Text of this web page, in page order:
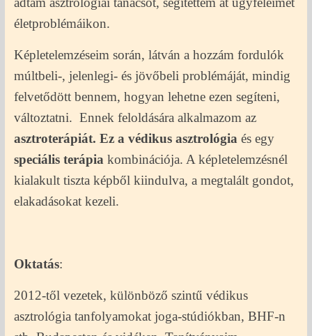
életproblémáikon.
Képletelemzéseim során, látván a hozzám fordulók
múltbeli-, jelenlegi- és jövőbeli problémáját, mindig
felvetődött bennem, hogyan lehetne ezen segíteni,
változtatni. Ennek feloldására alkalmazom az
asztroterápiát. Ez a védikus asztrológia és egy
speciális terápia kombinációja. A képletelemzésnél
kialakult tiszta képből kiindulva, a megtalált gondot,
elakadásokat kezeli.
Oktatás:
2012-től vezetek, különböző szintű védikus
asztrológia tanfolyamokat joga-stúdiókban, BHF-n